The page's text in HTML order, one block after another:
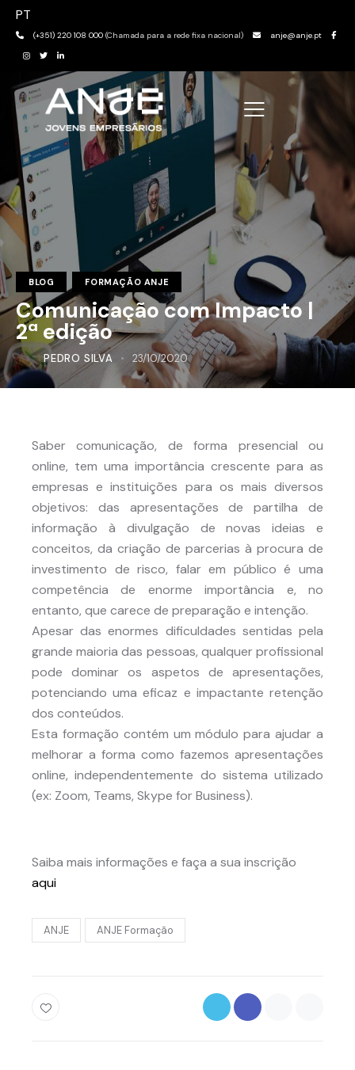
PT
(+351) 220 108 000 (Chamada para a rede fixa nacional) anje@anje.pt
BLOG FORMAÇÃO ANJE
Comunicação com Impacto |
2ª edição
PEDRO SILVA 23/10/2020
Saber comunicação, de forma presencial ou
online, tem uma importância crescente para as
empresas e instituições para os mais diversos
objetivos: das apresentações de partilha de
informação à divulgação de novas ideias e
conceitos, da criação de parcerias à procura de
investimento de risco, falar em público é uma
competência de enorme importância e, no
entanto, que carece de preparação e intenção.
Apesar das enormes dificuldades sentidas pela
grande maioria das pessoas, qualquer profissional
pode dominar os aspetos de apresentações,
potenciando uma eficaz e impactante retenção
dos conteúdos.
Esta formação contém um módulo para ajudar a
melhorar a forma como fazemos apresentações
online, independentemente do sistema utilizado
(ex: Zoom, Teams, Skype for Business).
Saiba mais informações e faça a sua inscrição
aqui
ANJE ANJE Formação